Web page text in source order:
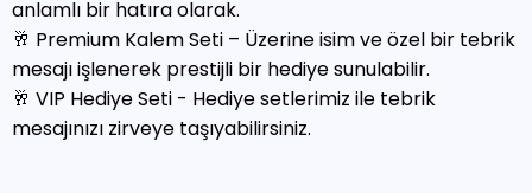
anlamlı bir hatıra olarak.
🥂 Premium Kalem Seti – Üzerine isim ve özel bir tebrik
mesajı işlenerek prestijli bir hediye sunulabilir.
🥂 VIP Hediye Seti - Hediye setlerimiz ile tebrik
mesajınızı zirveye taşıyabilirsiniz.